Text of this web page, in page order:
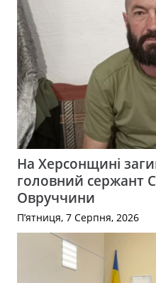
На Херсонщині
головний сержант
Овруччини
П’ятниця, 7 Серпня, 2026